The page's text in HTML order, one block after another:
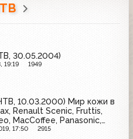
30.05.2004)
19:19 1949
10.03.2000) Мир кожи в
Renault Scenic, Fruttis,
MacCoffee, Panasonic,
Пенталгин, Mynthon,
17:50 2915